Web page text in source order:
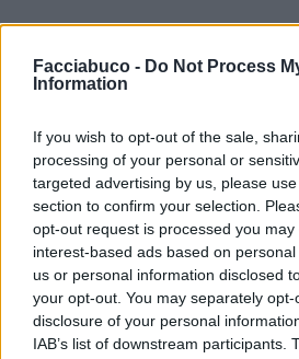
Facciabuco - Do Not Process
Information
If you wish to opt-out of the sale,
processing of your personal or
targeted advertising by us, please
section to confirm your selection.
opt-out request is processed you may
interest-based ads based on
us or personal information disclosed
your opt-out. You may separately
disclosure of your personal
IAB’s list of downstream participants.
BBBESTIA
12 Luglio 2025 alle ore 19:10
·Ti stimo·Rispondi
Yoyo68:Ho lo street food al
🍺🍺🍺🍺🍺
12 Luglio 2025 alle ore 19:11
·Ti stimo· Rispondi
Pancake:Se ne prendo 6